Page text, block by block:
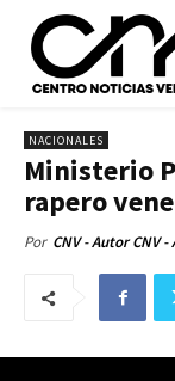
NACIONALES
Ministerio
rapero
Por CNV - Autor CNV -